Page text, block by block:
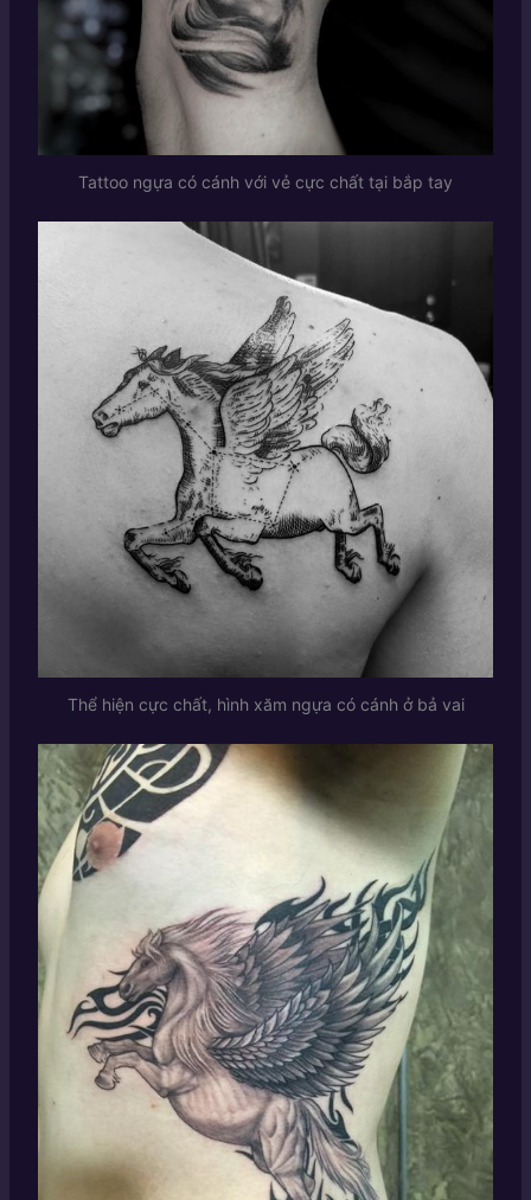
Tattoo ngựa có cánh với vẻ cực chất tại bắp tay
Thể hiện cực chất, hình xăm ngựa có cánh ở bả vai